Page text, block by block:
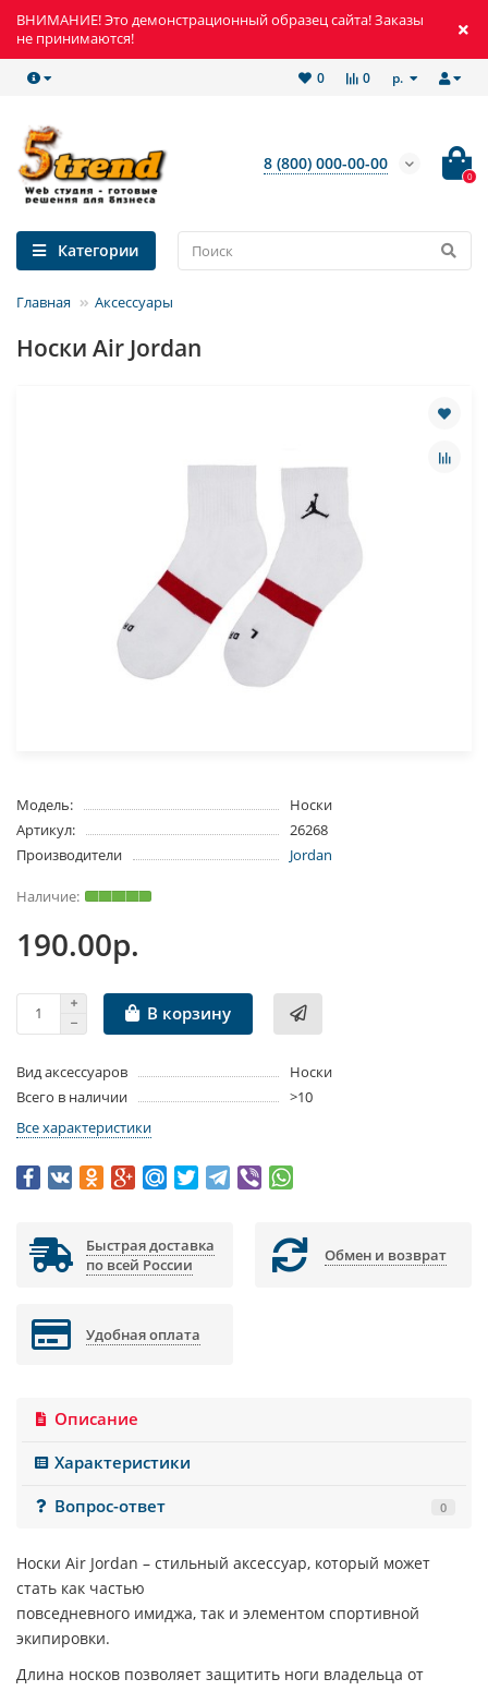
ВНИМАНИЕ! Это демонстрационный образец сайта! Заказы
не принимаются!
р.
0
0
8 (800) 000-00-00
0
Категории
Главная Аксессуары
Носки Air Jordan
Модель:
Носки
Артикул:
26268
Производители
Jordan
190.00р.
В корзину
Вид аксессуаров
Носки
Всего в наличии
>10
Все характеристики
Быстрая доставка
по всей России
Обмен и возврат
Удобная оплата
Описание
Характеристики
Вопрос-ответ
0
Носки Air Jordan – стильный аксессуар, который может
стать как частью
повседневного имиджа, так и элементом спортивной
экипировки.
Длина носков позволяет защитить ноги владельца от